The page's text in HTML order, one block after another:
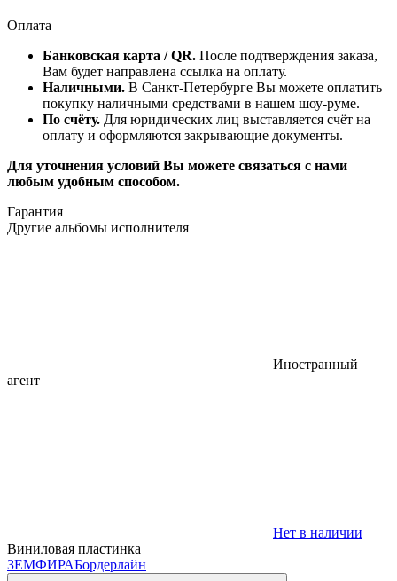
Оплата
Банковская карта / QR. После подтверждения заказа,
Вам будет направлена ссылка на оплату.
Наличными. В Санкт-Петербурге Вы можете оплатить
покупку наличными средствами в нашем шоу-руме.
По счёту. Для юридических лиц выставляется счёт на
оплату и оформляются закрывающие документы.
Для уточнения условий Вы можете связаться с нами
любым удобным способом.
Гарантия
Другие альбомы исполнителя
Иностранный
агент
Нет в наличии
Виниловая пластинка
ЗЕМФИРАБордерлайн